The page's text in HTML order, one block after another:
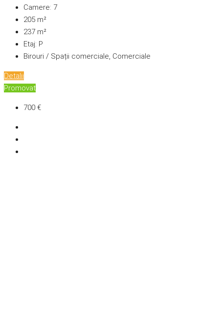
Camere: 7
205 m²
237 m²
Etaj: P
Birouri / Spații comerciale, Comerciale
Detalii
Promovat
700 €